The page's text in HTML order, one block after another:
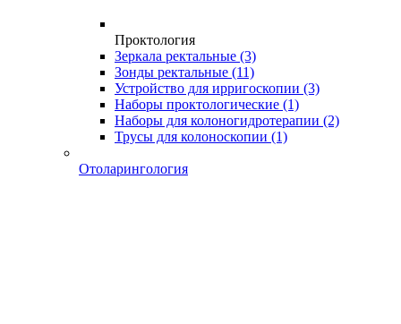
Проктология
Зеркала ректальные (3)
Зонды ректальные (11)
Устройство для ирригоскопии (3)
Наборы проктологические (1)
Наборы для колоногидротерапии (2)
Трусы для колоноскопии (1)
Отоларингология